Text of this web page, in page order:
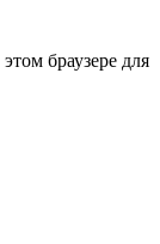
браузере для